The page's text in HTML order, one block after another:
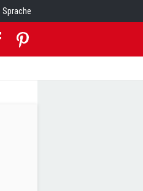
Sprache